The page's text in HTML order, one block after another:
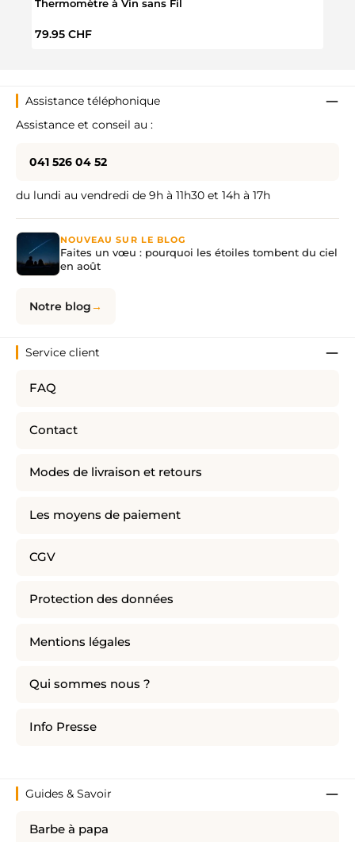
Thermomètre à Vin sans Fil
Prix régulier :
79.95 CHF
Assistance téléphonique
Assistance et conseil au :
041 526 04 52
du lundi au vendredi de 9h à 11h30 et 14h à 17h
NOUVEAU SUR LE BLOG
Faites un vœu : pourquoi les étoiles tombent du ciel
en août
Notre blog
Service client
FAQ
Contact
Modes de livraison et retours
Les moyens de paiement
CGV
Protection des données
Mentions légales
Qui sommes nous ?
Info Presse
Guides & Savoir
Barbe à papa